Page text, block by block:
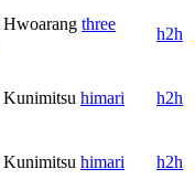
Hwoarang three
h2h
Kunimitsu himari h2h
Kunimitsu himari h2h